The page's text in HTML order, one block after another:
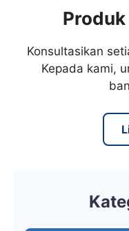
Produk
Konsultasikan
Kepada kami,